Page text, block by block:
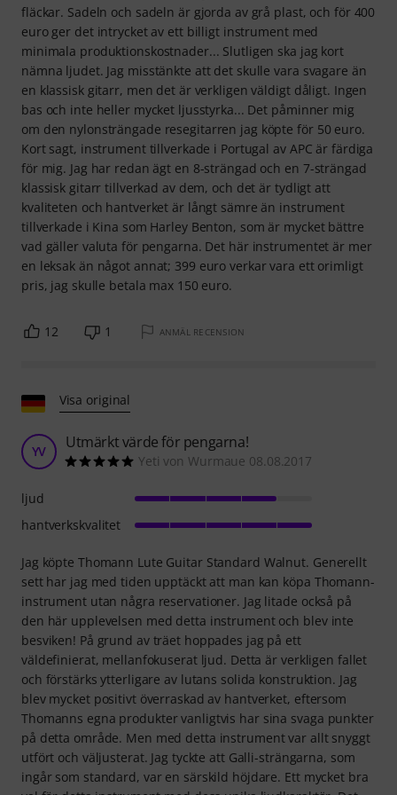
fläckar. Sadeln och sadeln är gjorda av grå plast, och för 400
euro ger det intrycket av ett billigt instrument med
minimala produktionskostnader... Slutligen ska jag kort
nämna ljudet. Jag misstänkte att det skulle vara svagare än
en klassisk gitarr, men det är verkligen väldigt dåligt. Ingen
bas och inte heller mycket ljusstyrka... Det påminner mig
om den nylonsträngade resegitarren jag köpte för 50 euro.
Kort sagt, instrument tillverkade i Portugal av APC är färdiga
för mig. Jag har redan ägt en 8-strängad och en 7-strängad
klassisk gitarr tillverkad av dem, och det är tydligt att
kvaliteten och hantverket är långt sämre än instrument
tillverkade i Kina som Harley Benton, som är mycket bättre
vad gäller valuta för pengarna. Det här instrumentet är mer
en leksak än något annat; 399 euro verkar vara ett orimligt
pris, jag skulle betala max 150 euro.
12 1 ANMÄL RECENSION
Visa original
YV Utmärkt värde för pengarna!
Yeti von Wurmaue 08.08.2017
Jag köpte Thomann Lute Guitar Standard Walnut. Generellt
sett har jag med tiden upptäckt att man kan köpa Thomann-
instrument utan några reservationer. Jag litade också på
den här upplevelsen med detta instrument och blev inte
besviken! På grund av träet hoppades jag på ett
väldefinierat, mellanfokuserat ljud. Detta är verkligen fallet
och förstärks ytterligare av lutans solida konstruktion. Jag
blev mycket positivt överraskad av hantverket, eftersom
Thomanns egna produkter vanligtvis har sina svaga punkter
på detta område. Men med detta instrument var allt snyggt
utfört och väljusterat. Jag tyckte att Galli-strängarna, som
ingår som standard, var en särskild höjdare. Ett mycket bra
ljud
hantverkskvalitet